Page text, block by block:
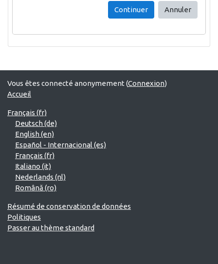
Continuer Annuler
Vous êtes connecté anonymement (Connexion)
Accueil
Français ‎(fr)‎
Deutsch ‎(de)‎
English ‎(en)‎
Español - Internacional ‎(es)‎
Français ‎(fr)‎
Italiano ‎(it)‎
Nederlands ‎(nl)‎
Română ‎(ro)‎
Résumé de conservation de données
Politiques
Passer au thème standard